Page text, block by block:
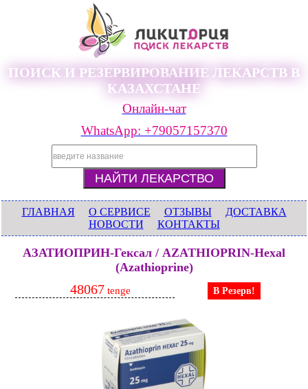
ПОИСК И РЕЗЕРВИРОВАНИЕ ЛЕКАРСТВ В
КАЗАХСТАНЕ
Онлайн-чат
WhatsApp: +79057157370
ГЛАВНАЯ О СЕРВИСЕ ОТЗЫВЫ
ДОСТАВКА
НОВОСТИ
КОНТАКТЫ
АЗАТИОПРИН-Гексал / AZATHIOPRIN-Hexal
(Azathioprine)
48067 tenge В Резерв!